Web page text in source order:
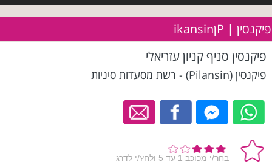
פיקנסין | Pןikansin
פיקנסין סניף קניון עזריאלי
פיקנסין (Pilansin) - רשת מסעדות סיניות